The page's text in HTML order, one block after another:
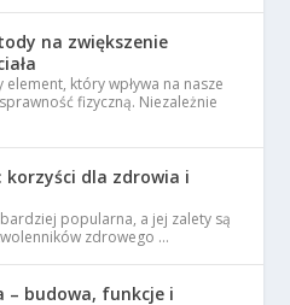
na zwiększenie
element, który wpływa na nasze
fizyczną. Niezależnie
korzyści dla zdrowia i
popularna, a jej zalety są
zdrowego …
– budowa, funkcje i